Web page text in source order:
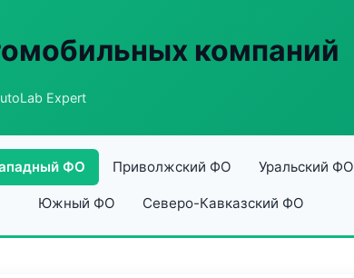
компаний
Expert
ФО Приволжский ФО Уральский ФО
Южный ФО Северо-Кавказский ФО